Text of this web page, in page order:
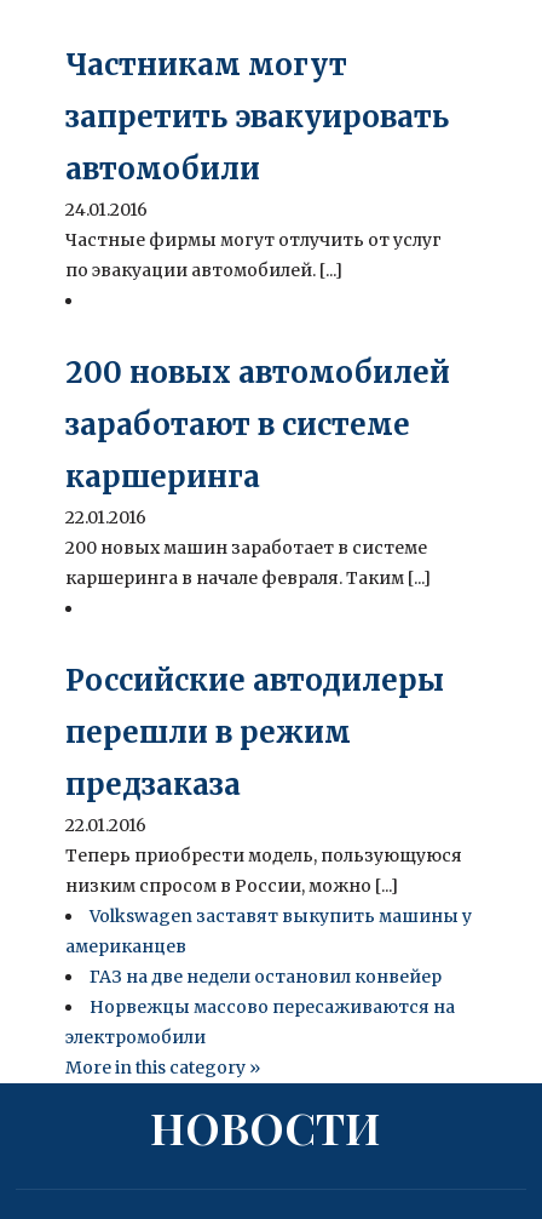
Частникам могут
запретить эвакуировать
автомобили
24.01.2016
Частные фирмы могут отлучить от услуг
по эвакуации автомобилей. [...]
200 новых автомобилей
заработают в системе
каршеринга
22.01.2016
200 новых машин заработает в системе
каршеринга в начале февраля. Таким [...]
Российские автодилеры
перешли в режим
предзаказа
22.01.2016
Теперь приобрести модель, пользующуюся
низким спросом в России, можно [...]
Volkswagen заставят выкупить машины у
американцев
ГАЗ на две недели остановил конвейер
Норвежцы массово пересаживаются на
электромобили
More in this category »
НОВОСТИ